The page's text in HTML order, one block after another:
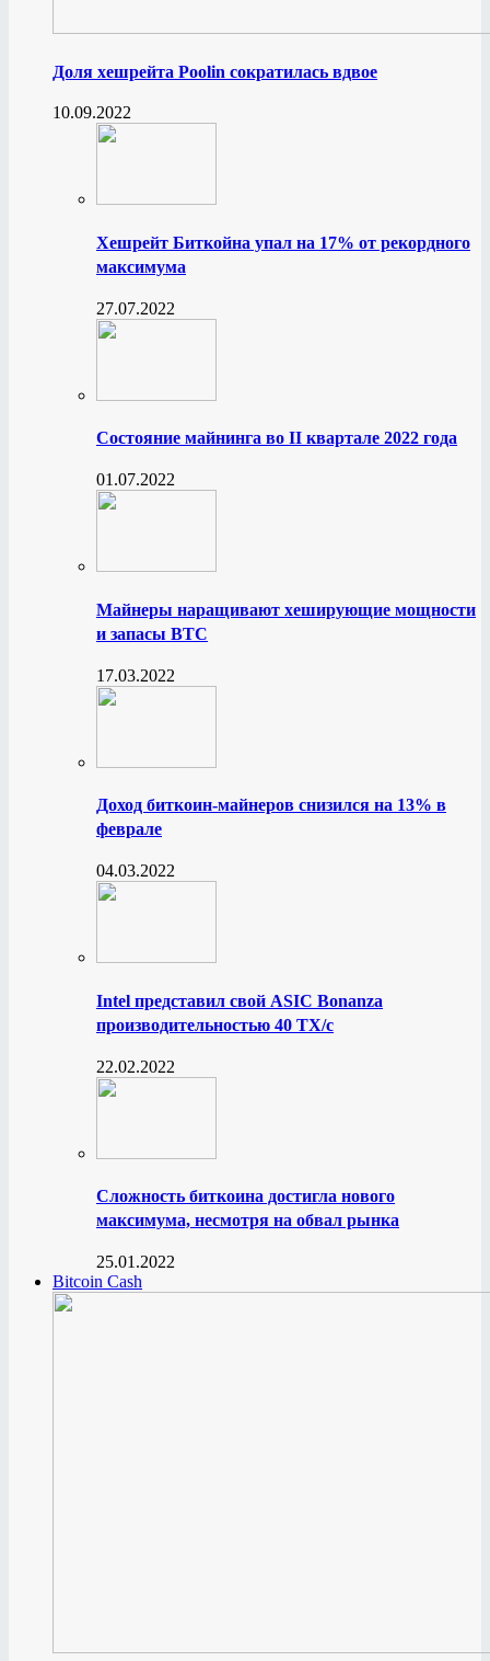
Доля хешрейта Poolin сократилась вдвое
10.09.2022
Хешрейт Биткойна упал на 17% от рекордного
максимума
27.07.2022
Состояние майнинга во II квартале 2022 года
01.07.2022
Майнеры наращивают хеширующие мощности
и запасы BTC
17.03.2022
Доход биткоин-майнеров снизился на 13% в
феврале
04.03.2022
Intel представил свой ASIC Bonanza
производительностью 40 ТХ/с
22.02.2022
Сложность биткоина достигла нового
максимума, несмотря на обвал рынка
25.01.2022
Bitcoin Cash